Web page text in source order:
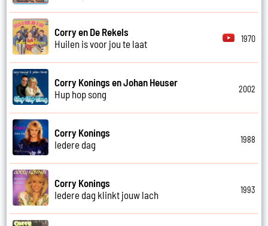
Corry en De Rekels
Huilen is voor jou te laat
1970
Corry Konings en Johan Heuser
Hup hop song
2002
Corry Konings
Iedere dag
1988
Corry Konings
Iedere dag klinkt jouw lach
1993